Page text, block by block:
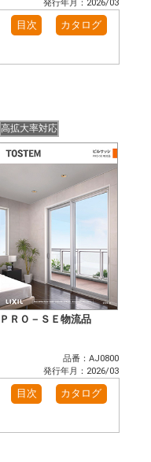
発行年月：2026/03
目次 カタログ
高拡大率対応
ＰＲＯ－ＳＥ物流品
品番：AJ0800
発行年月：2026/03
目次 カタログ